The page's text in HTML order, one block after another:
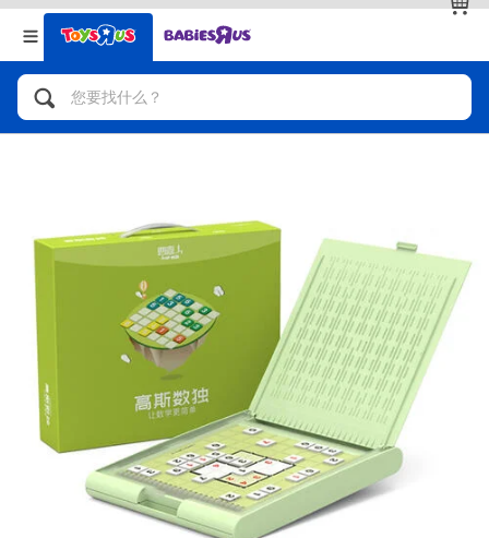
返回
分类目录
人气英雄，角色扮演，射击玩具
拼砌组合及乐高LEGO
玩具车，货车，火车及遥控系列
手工艺，文具，蜡笔，泥胶，画板
娃娃，芭比，收藏公仔
电子玩具
返回
品牌
查看全部